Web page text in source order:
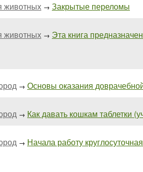
животных → Закрытые переломы
животных → Эта книга
→ Основы оказания
→ Как давать кошкам таблетки
→ Начала работу